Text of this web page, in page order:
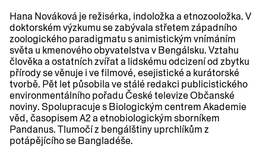
Hana Nováková je režisérka, indoložka a etnozooložka. V
doktorském výzkumu se zabývala střetem západního
zoologického paradigmatu s animistickým vnímáním
světa u kmenového obyvatelstva v Bengálsku. Vztahu
člověka a ostatních zvířat a lidskému odcizení od zbytku
přírody se věnuje i ve filmové, esejistické a kurátorské
tvorbě. Pět let působila ve stálé redakci publicistického
environmentálního pořadu České televize Občanské
noviny. Spolupracuje s Biologickým centrem Akademie
věd, časopisem A2 a etnobiologickým sborníkem
Pandanus. Tlumočí z bengálštiny uprchlíkům z
potápějícího se Bangladéše.